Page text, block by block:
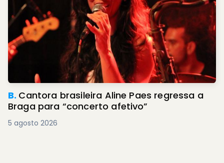
B. Cantora brasileira Aline Paes regressa a
Braga para “concerto afetivo”
5 agosto 2026